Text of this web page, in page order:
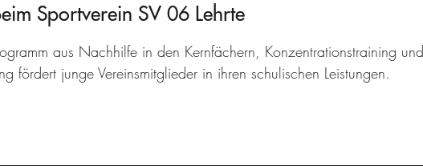
Sportverein SV 06 Lehrte
aus Nachhilfe in den Kernfächern, Konzentrationstraining und
fördert junge Vereinsmitglieder in ihren schulischen Leistungen.